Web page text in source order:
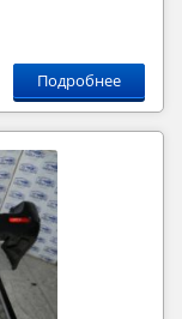
Подробнее